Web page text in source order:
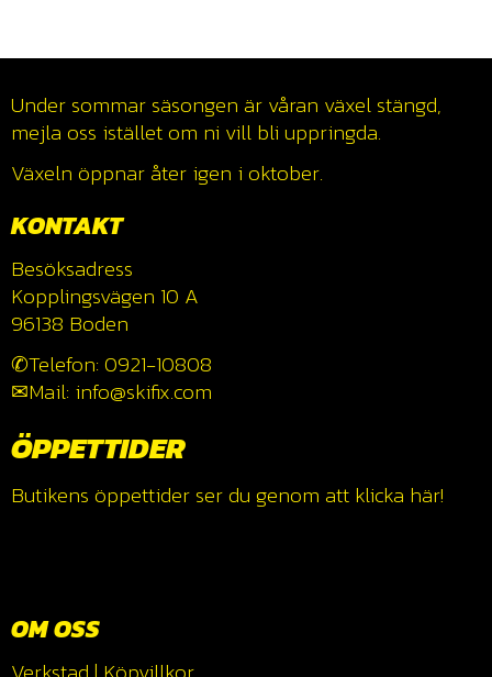
Under sommar säsongen är våran växel stängd,
mejla oss istället om ni vill bli uppringda.
Växeln öppnar åter igen i oktober.
KONTAKT
Besöksadress
Kopplingsvägen 10 A
96138 Boden
✆Telefon: 0921-10808
✉Mail: info@skifix.com
ÖPPETTIDER
Butikens öppettider ser du genom att klicka här!
OM OSS